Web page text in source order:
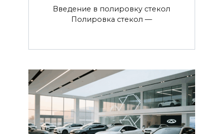
Введение в полировку стекол
Полировка стекол —